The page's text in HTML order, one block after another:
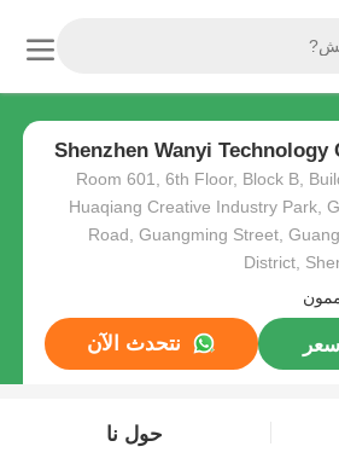
Shenzhen Wanyi Technology
Room 601, 6th Floor, Block B,
Huaqiang Creative Industry Park,
Road, Guangming Street,
District,
نتحدث الآن
حول نا